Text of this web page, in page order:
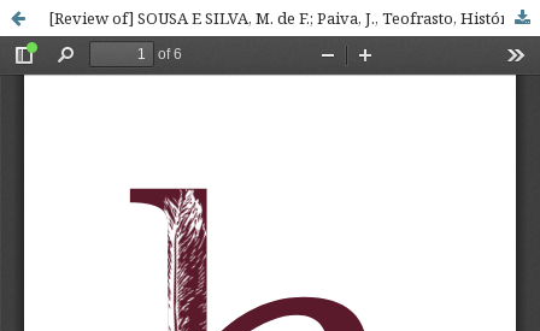
[Review of] SOUSA E SILVA, M. de F.; Paiva, J., Teofrasto, História das plantas. Tradução portuguesa, com introdução e anotação, Coimbra, Imprensa da Universidade de Coimbra, 2016, 460 pp. ISBN: 978-989-26-1192-1